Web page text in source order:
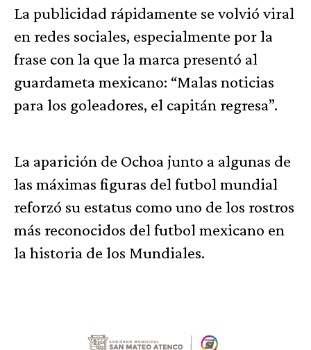
La publicidad rápidamente se volvió viral
en redes sociales, especialmente por la
frase con la que la marca presentó al
guardameta mexicano: “Malas noticias
para los goleadores, el capitán regresa”.
La aparición de Ochoa junto a algunas de
las máximas figuras del futbol mundial
reforzó su estatus como uno de los rostros
más reconocidos del futbol mexicano en
la historia de los Mundiales.